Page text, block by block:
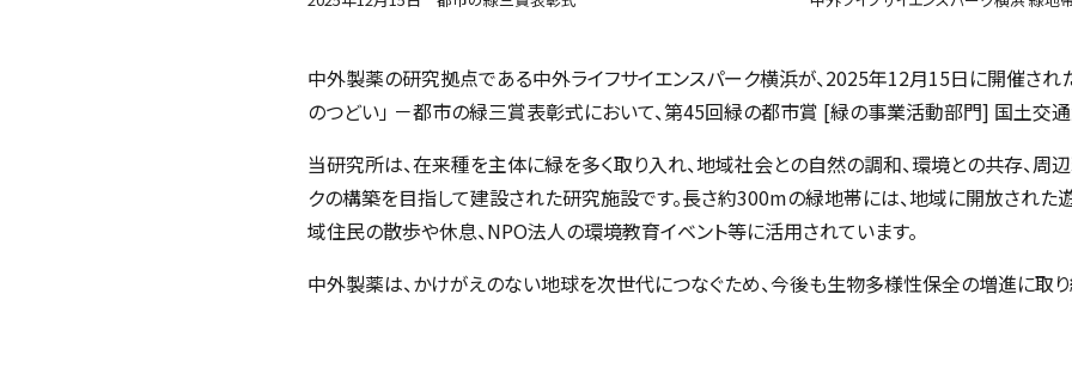
中外製薬の研究拠点である中外ライフサイエンスパーク横浜が、2025年12月15日に開催され
のつどい」 －都市の緑三賞表彰式において、第45回緑の都市賞 [緑の事業活動部門] 国土交通
当研究所は、在来種を主体に緑を多く取り入れ、地域社会との自然の調和、環境との共存、周
クの構築を目指して建設された研究施設です。長さ約300mの緑地帯には、地域に開放された
域住民の散歩や休息、NPO法人の環境教育イベント等に活用されています。
中外製薬は、かけがえのない地球を次世代につなぐため、今後も生物多様性保全の増進に取り